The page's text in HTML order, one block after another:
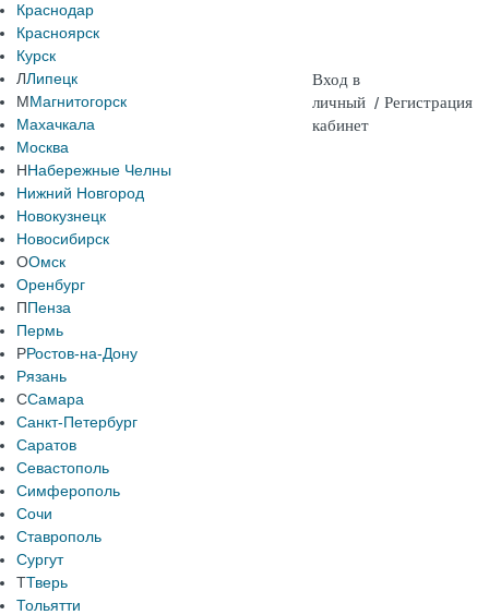
Краснодар
Красноярск
Курск
ЛЛипецк
ММагнитогорск
Махачкала
Москва
ННабережные Челны
Нижний Новгород
Новокузнецк
Новосибирск
ООмск
Оренбург
ППенза
Пермь
РРостов-на-Дону
Рязань
ССамара
Санкт-Петербург
Саратов
Севастополь
Симферополь
Сочи
Ставрополь
Сургут
ТТверь
Тольятти
Вход в
личный
кабинет
/ Регистрация